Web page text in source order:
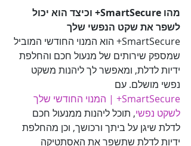
מהו SmartSecure+ וכיצד הוא יכול
לשפר את שקט הנפשי שלך
SmartSecure+ הוא המנוי החודשי המוביל
שמספק שירותים של מנעול חכם והחלפת
ידיות לדלת, ומאפשר לך ליהנות משקט
נפשי מושלם. עם
SmartSecure+ | המנוי החודשי שלך
לשקט נפשי, תוכל ליהנות ממנעול חכם
לדלת שיגן על ביתך ורכושך, וכן מהחלפת
ידיות לדלת שתשפר את האסתטיקה